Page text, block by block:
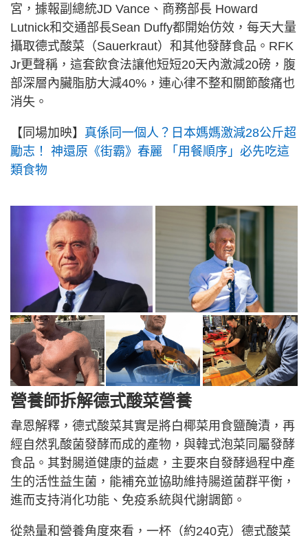
宮，據報副總統JD Vance、商務部長 Howard
Lutnick和交通部長Sean Duffy都開始仿效，每天大量
攝取德式酸菜（Sauerkraut）和其他發酵食品。RFK
Jr更聲稱，這套飲食法讓他短短20天內激減20磅，腹
部深層內臟脂肪大減40%，連心律不整和關節酸痛也
消失。
【同場加映】 真係同一個人？日本媽媽激減28公斤超
勵志！ 神還原《街霸》春麗 「用餐順序」必先吃這
類食物
營養師拆解德式酸菜營養
韋恩解釋，德式酸菜其實是將白椰菜用食鹽醃漬，再
經自然乳酸菌發酵而成的產物，與韓式泡菜同屬發酵
食品。其對腸道健康的益處，主要來自發酵過程中產
生的活性益生菌，能補充並協助維持腸道菌群平衡，
進而支持消化功能、免疫系統與代謝調節。
從熱量和營養角度來看，一杯（約240克）德式酸菜